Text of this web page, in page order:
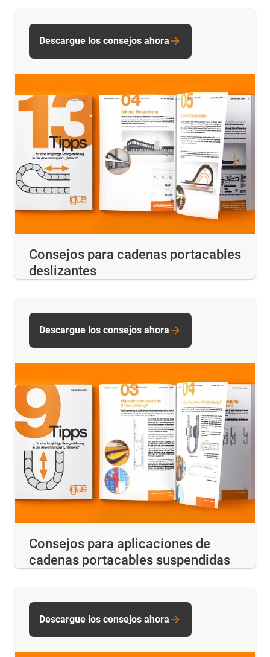
Consejos para cadenas portacables
deslizantes
Descargue los consejos ahora
Consejos para aplicaciones de
cadenas portacables suspendidas
Descargue los consejos ahora
Descargue los consejos ahora